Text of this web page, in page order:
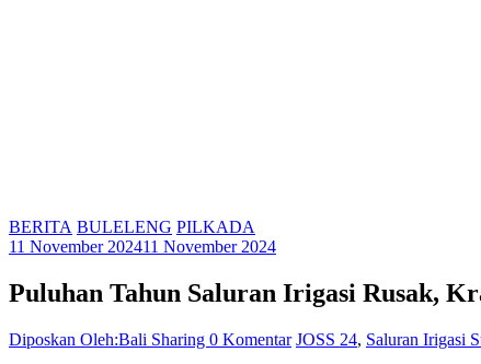
BERITA BULELENG PILKADA
11 November 202411 November 2024
Puluhan Tahun Saluran Irigasi Rusak,
Diposkan Oleh:Bali Sharing 0 Komentar JOSS 24, Saluran Irigasi